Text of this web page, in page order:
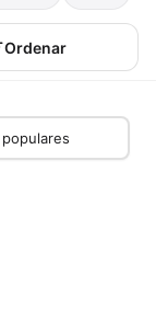
Ordenar